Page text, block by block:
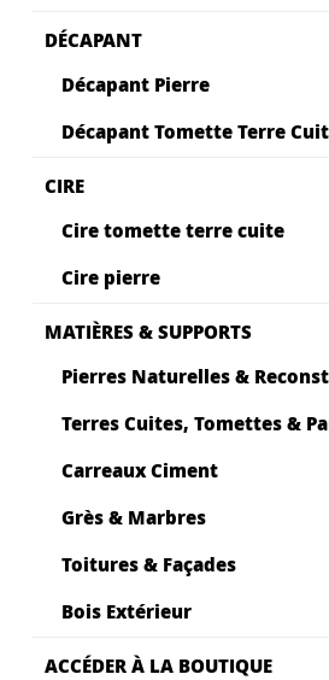
DÉCAPANT
Décapant Pierre
Décapant Tomette Terre
CIRE
Cire tomette terre cuite
Cire pierre
MATIÈRES & SUPPORTS
Pierres Naturelles &
Terres Cuites, Tomettes &
Carreaux Ciment
Grès & Marbres
Toitures & Façades
Bois Extérieur
ACCÉDER À LA BOUTIQUE